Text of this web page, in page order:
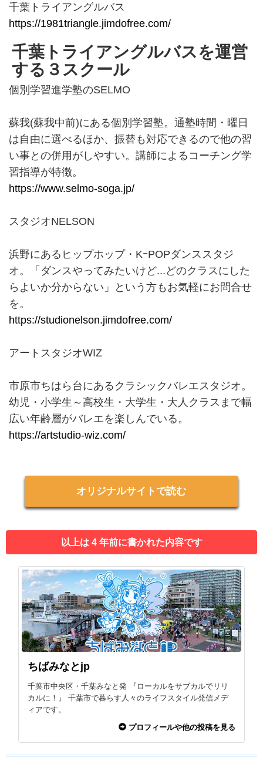
千葉トライアングルバス
https://1981triangle.jimdofree.com/
千葉トライアングルバスを運営
する３スクール
個別学習進学塾のSELMO
蘇我(蘇我中前)にある個別学習塾。通塾時間・曜日
は自由に選べるほか、振替も対応できるので他の習
い事との併用がしやすい。講師によるコーチング学
習指導が特徴。
https://www.selmo-soga.jp/
スタジオNELSON
浜野にあるヒップホップ・KｰPOPダンススタジ
オ。「ダンスやってみたいけど...どのクラスにした
らよいか分からない」という方もお気軽にお問合せ
を。
https://studionelson.jimdofree.com/
アートスタジオWIZ
市原市ちはら台にあるクラシックバレエスタジオ。
幼児・小学生～高校生・大学生・大人クラスまで幅
広い年齢層がバレエを楽しんでいる。
https://artstudio-wiz.com/
オリジナルサイトで読む
以上は 4 年前に書かれた内容です
ちばみなとjp
千葉市中央区・千葉みなと発 『ローカルをサブカルでリリ
カルに！』 千葉市で暮らす人々のライフスタイル発信メデ
ィアです。
プロフィールや他の投稿を見る